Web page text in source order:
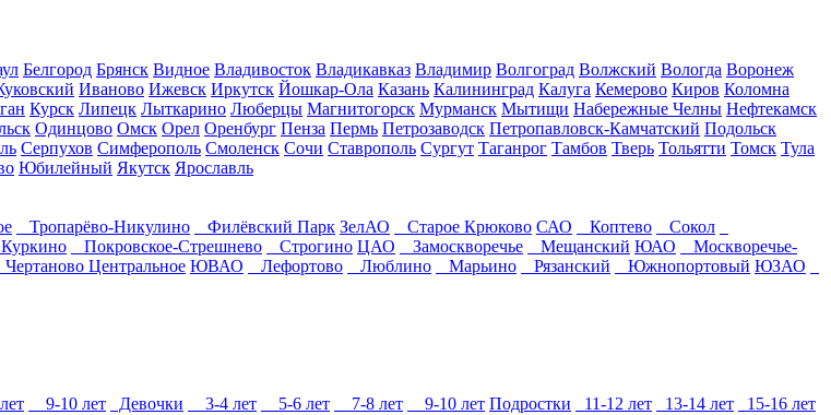
Белгород Брянск Видное Владивосток Владикавказ Владимир Волгоград Волжский Вологда Воронеж
Иваново Ижевск Иркутск Йошкар-Ола Казань Калининград Калуга Кемерово Киров Коломна
Курск Липецк Лыткарино Люберцы Магнитогорск Мурманск Мытищи Набережные Челны Нефтекамск
Одинцово Омск Орел Оренбург Пенза Пермь Петрозаводск Петропавловск-Камчатский Подольск
Серпухов Симферополь Смоленск Сочи Ставрополь Сургут Таганрог Тамбов Тверь Тольятти Томск Тула
Юбилейный Якутск Ярославль
Тропарёво-Никулино Филёвский Парк ЗелАО Старое Крюково САО Коптево
Сокол
Покровское-Стрешнево Строгино ЦАО Замоскворечье Мещанский ЮАО
Москворечье-
Чертаново Центральное ЮВАО Лефортово Люблино Марьино Рязанский Южнопортовый ЮЗАО
9-10 лет Девочки 3-4 лет 5-6 лет 7-8 лет 9-10 лет Подростки 11-12 лет 13-14 лет
15-16 лет